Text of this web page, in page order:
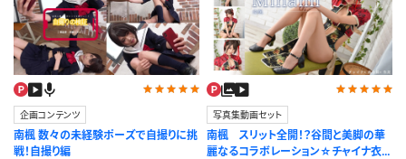
企画コンテンツ
南楓 数々の未経験ポーズで自撮りに挑
戦！自撮り編
写真集動画セット
南楓 スリット全開！？谷間と美脚の華
麗なるコラボレーション☆チャイナ衣